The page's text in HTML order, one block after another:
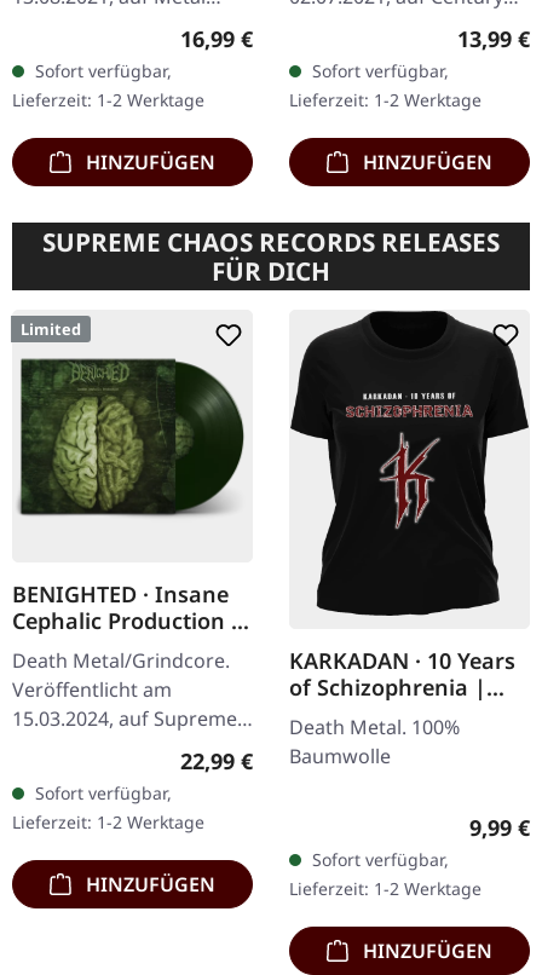
Elfenbeingraues Vinyl mit
Insert und Download-
Code, limitiert auf 300
nummerierte…
Regulärer Preis:
16,99 €
Sofort verfügbar,
Lieferzeit: 1-2 Werktage
HINZUFÜGEN
Media Records. CD im
schwedischen Melodic
Death Metal-Legenden At
The Gates…
13,99 €
Sofort verfügbar,
Lieferzeit: 1-2 Werktage
HINZUFÜGEN
SUPREME CHAOS RECORDS RELEASES
FÜR DICH
Limited
BENIGHTED · Insane
Cephalic Production |
DARK GREEN LP
Death Metal/Grindcore.
Veröffentlicht am
15.03.2024, auf Supreme
Dunkelgrünes Vinyl mit
schwerem Cover und
Insert. Limitiert auf 100…
Regulärer Preis:
22,99 €
Sofort verfügbar,
Lieferzeit: 1-2 Werktage
HINZUFÜGEN
KARKADAN · 10 Years
of Schizophrenia |
GIRLIE
Death Metal. 100%
Baumwolle
9,99 €
Sofort verfügbar,
Lieferzeit: 1-2 Werktage
HINZUFÜGEN